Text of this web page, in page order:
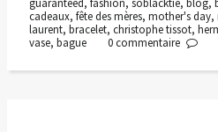
guaranteed, fashion, soblacktie, blog,
cadeaux, fête des mères, mother's day,
laurent, bracelet, christophe tissot,
vase, bague 0commentaire